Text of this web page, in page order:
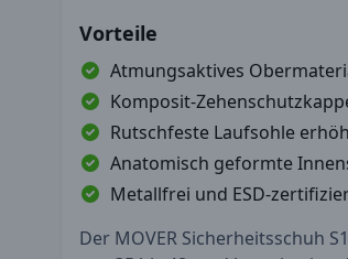
Vorteile
Atmungsaktives
Komposit-
Rutschfeste Laufsohle
Anatomisch geformte
Metallfrei und ESD-
Der MOVER Sicherheitsschuh